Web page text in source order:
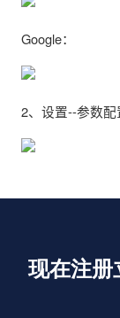
Google：
2、设置--参数
现在注